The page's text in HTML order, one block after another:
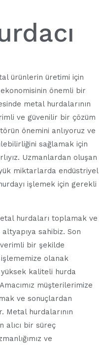
ürünlerin üretimi için
ekonomisinin önemli bir
metal hurdalarının
ve güvenilir bir çözüm
önemini anlıyoruz ve
sağlamak için
Uzmanlardan oluşan
miktarlarda endüstriyel
işlemek için gerekli
hurdaları toplamak ve
sahibiz. Son
bir şekilde
işlememize olanak
yüksek kaliteli hurda
müşterilerimize
ve sonuçlardan
Metal hurdalarının
alıcı bir süreç
ve